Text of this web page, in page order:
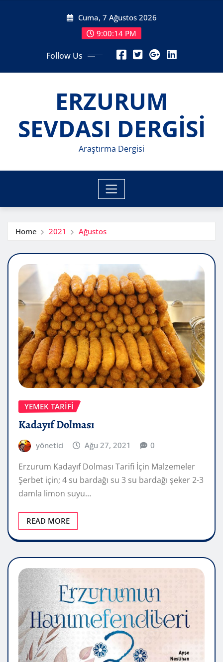
Cuma, 7 Ağustos 2026
9:00:16 PM
Follow Us
ERZURUM
SEVDASI DERGİSİ
Araştırma Dergisi
Home 2021 Ağustos
YEMEK TARIFI
Kadayıf Dolması
yönetici Ağu 27, 2021 0
Erzurum Kadayıf Dolması Tarifi İçin Malzemeler
Şerbet için; 4 su bardağı su 3 su bardağı şeker 2-3
damla limon suyu…
READ MORE